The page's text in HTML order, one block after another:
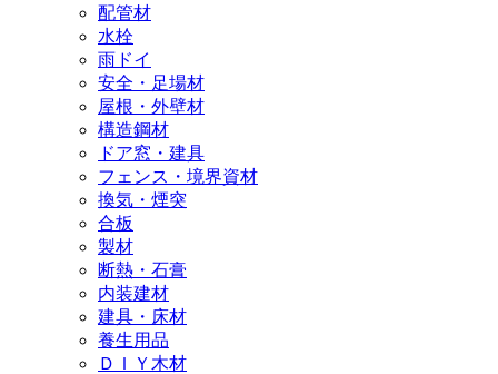
配管材
水栓
雨ドイ
安全・足場材
屋根・外壁材
構造鋼材
ドア窓・建具
フェンス・境界資材
換気・煙突
合板
製材
断熱・石膏
内装建材
建具・床材
養生用品
ＤＩＹ木材